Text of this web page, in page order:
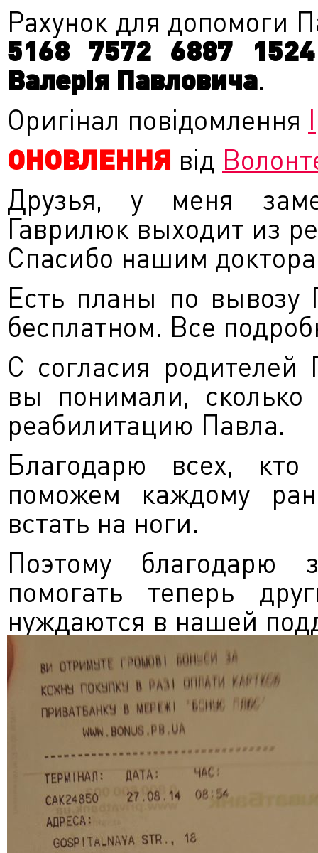
Рахунок для допомоги
5168 7572 6887
Валерія Павловича.
Оригінал повідомлення
ОНОВЛЕННЯ від
Друзья, у меня
Гаврилюк выходит из
Спасибо нашим
Есть планы по вывозу
бесплатном. Все
С согласия
вы понимали,
реабилитацию Павла.
Благодарю всех,
поможем каждому
встать на ноги.
Поэтому
помогать теперь
нуждаются в нашей